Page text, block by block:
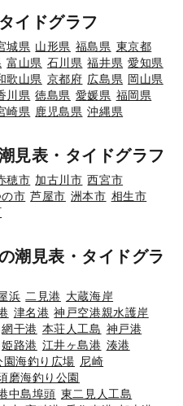
イドグラフ
城県 山形県 福島県 東京都
富山県 石川県 福井県 愛知県
歌山県 京都府 広島県 岡山県
川県 徳島県 愛媛県 福岡県
崎県 鹿児島県 沖縄県
見表・タイドグラフ
穂市 加古川市 西宮市
市 芦屋市 洲本市 相生市
潮見表・タイドグラ
浜 二見港 大蔵海岸
津名港 神戸空港親水護岸
網干港 本荘人工島 神戸港
姫路港 江井ヶ島港 湊港
海釣り広場 尼崎
磨海釣り公園
中島埠頭 東二見人工島